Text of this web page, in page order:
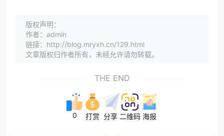
版权声明：
作者：admin
链接：http://blog.mryxh.cn/129.html
文章版权归作者所有，未经允许请勿转载。
THE END
0 打赏 分享 二维码 海报